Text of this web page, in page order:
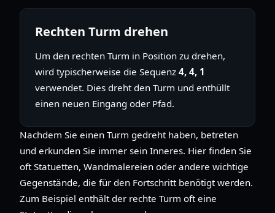
Rechten Turm drehen
Um den rechten Turm in Position zu drehen,
wird typischerweise die Sequenz 4, 4, 1
verwendet. Dies dreht den Turm und enthüllt
einen neuen Eingang oder Pfad.
Nachdem Sie einen Turm gedreht haben, betreten
und erkunden Sie immer sein Inneres. Hier finden Sie
oft Statuetten, Wandmalereien oder andere wichtige
Gegenstände, die für den Fortschritt benötigt werden.
Zum Beispiel enthält der rechte Turm oft eine